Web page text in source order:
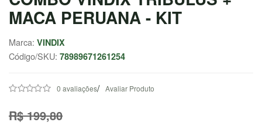
NATURAIS
ATENDIMENTO
(37) 9
MACA PERUANA - KIT
Marca: VINDIX
Código/SKU: 78989671261254
0 avaliações/ Avaliar Produto
R$ 199,80